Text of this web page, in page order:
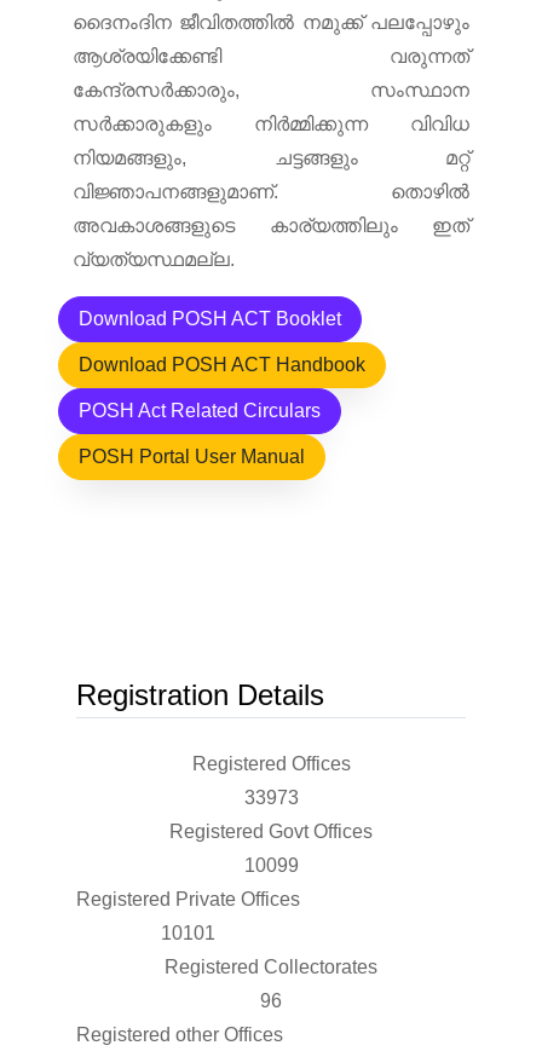
ദൈനംദിന ജീവിതത്തില്‍ നമുക്ക് പലപ്പോഴും
ആശ്രയിക്കേണ്ടി വരുന്നത്
കേന്ദ്രസര്‍ക്കാരും, സംസ്ഥാന
സര്‍ക്കാരുകളും നിര്‍മ്മിക്കുന്ന വിവിധ
നിയമങ്ങളും, ചട്ടങ്ങളും മറ്റ്
വിജ്ഞാപനങ്ങളുമാണ്. തൊഴില്‍
അവകാശങ്ങളുടെ കാര്യത്തിലും ഇത്
വ്യത്യസ്ഥമല്ല.
Download POSH ACT Booklet
Download POSH ACT Handbook
POSH Act Related Circulars
POSH Portal User Manual
Registration Details
Registered Offices
33973
Registered Govt Offices
10099
Registered Private Offices
10101
Registered Collectorates
96
Registered other Offices